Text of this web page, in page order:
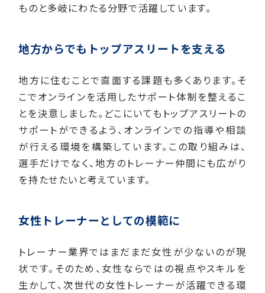
ものと多岐にわたる分野で活躍しています。
地方からでもトップアスリートを支える
地方に住むことで直面する課題も多くあります。そ
こでオンラインを活用したサポート体制を整えるこ
とを決意しました。どこにいてもトップアスリートの
サポートができるよう、オンラインでの指導や相談
が行える環境を構築しています。この取り組みは、
選手だけでなく、地方のトレーナー仲間にも広がり
を持たせたいと考えています。
女性トレーナーとしての模範に
トレーナー業界ではまだまだ女性が少ないのが現
状です。そのため、女性ならではの視点やスキルを
生かして、次世代の女性トレーナーが活躍できる環